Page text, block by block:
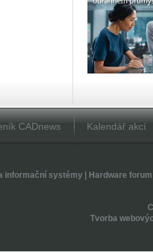
CADnews Kalendář akcí
informační systémy| Hardware forum
Tvorba